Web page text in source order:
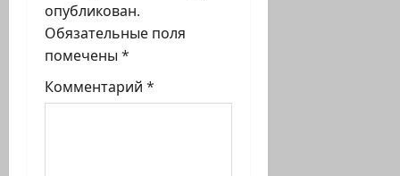
з
а
п
опубликован.
Обязательные поля
помечены *
Комментарий *